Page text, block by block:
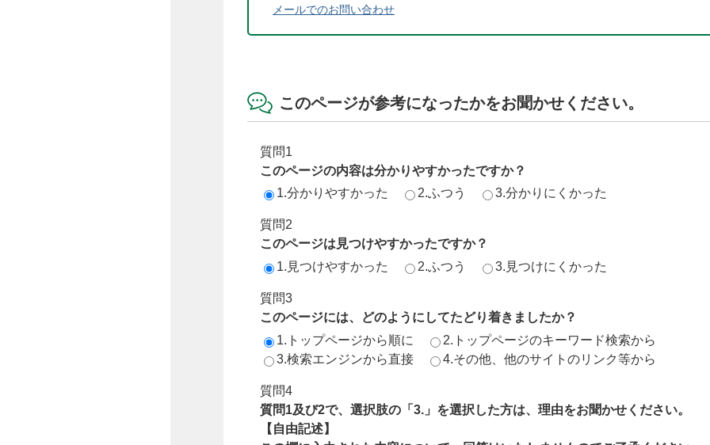
メールでのお問い合わせ
このページが参考になったかをお聞かせください。
質問1
このページの内容は分かりやすかったですか？
1.分かりやすかった
2.ふつう 3.分かりにくかった
質問2
このページは見つけやすかったですか？
1.見つけやすかった
2.ふつう 3.見つけにくかった
質問3
このページには、どのようにしてたどり着きましたか？
1.トップページから順に
2.トップページのキーワード検索から
3.検索エンジンから直接
4.その他、他のサイトのリンク等から
質問4
質問1及び2で、選択肢の「3.」を選択した方は、理由をお聞かせください。
【自由記述】